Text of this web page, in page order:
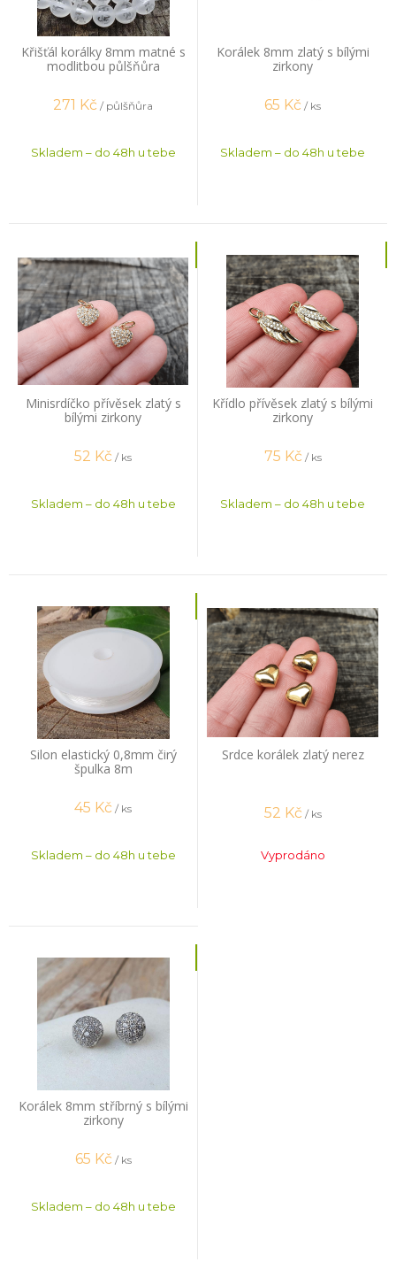
Křišťál korálky 8mm matné s
modlitbou půlšňůra
271 Kč / půlšňůra
Skladem – do 48h u tebe
Korálek 8mm zlatý s bílými
zirkony
65 Kč / ks
Skladem – do 48h u tebe
Minisrdíčko přívěsek zlatý s
bílými zirkony
52 Kč / ks
Skladem – do 48h u tebe
Křídlo přívěsek zlatý s bílými
zirkony
75 Kč / ks
Skladem – do 48h u tebe
Silon elastický 0,8mm čirý
špulka 8m
45 Kč / ks
Skladem – do 48h u tebe
Srdce korálek zlatý nerez
52 Kč / ks
Vyprodáno
Korálek 8mm stříbrný s bílými
zirkony
65 Kč / ks
Skladem – do 48h u tebe